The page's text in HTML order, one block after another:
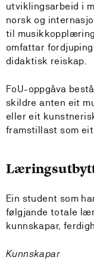
utviklingsarbeid i
norsk og
til
omfattar
didaktisk reiskap.
FoU-oppgåva
skildre anten eit
eller eit
framstillast som
Ein student som
følgjande totale
kunnskapar,
Kunnskapar